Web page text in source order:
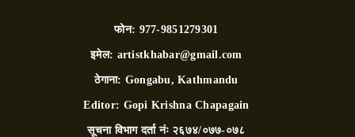
फोन: 977-9851279301
इमेल: artistkhabar@gmail.com
ठेगाना: Gongabu, Kathmandu
Editor: Gopi Krishna Chapagain
सूचना विभाग दर्ता नंः २६७४/०७७-०७८